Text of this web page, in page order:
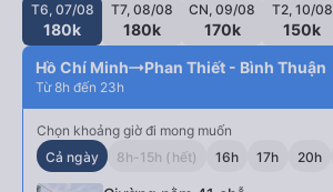
T6, 07/08
180k
T7, 08/08
180k
CN, 09/08
170k
T2, 10/08
150k
Hồ Chí Minh
Phan Thiết - Bình Thuận
Từ 8h đến 23h
Chọn khoảng giờ đi mong muốn
Cả ngày
8h-15h (hết) 16h 17h 20h